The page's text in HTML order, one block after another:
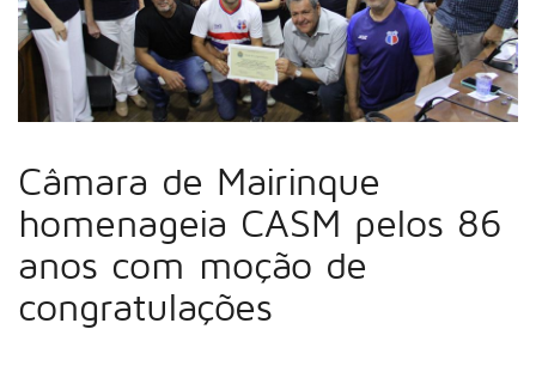
Câmara de Mairinque
homenageia CASM pelos 86
anos com moção de
congratulações